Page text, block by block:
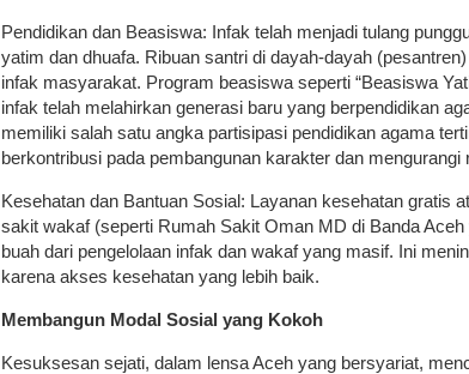
Pendidikan dan Beasiswa: Infak telah menjadi tulang
yatim dan dhuafa. Ribuan santri di dayah-dayah
infak masyarakat. Program beasiswa seperti “Beasiswa
infak telah melahirkan generasi baru yang berpendidikan
memiliki salah satu angka partisipasi pendidikan agama
berkontribusi pada pembangunan karakter dan
Kesehatan dan Bantuan Sosial: Layanan kesehatan gratis
sakit wakaf (seperti Rumah Sakit Oman MD di Banda
buah dari pengelolaan infak dan wakaf yang masif. Ini
karena akses kesehatan yang lebih baik.
Membangun Modal Sosial yang Kokoh
Kesuksesan sejati, dalam lensa Aceh yang bersyariat,